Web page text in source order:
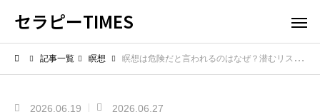
セラピーTIMES
記事一覧 瞑想 瞑想は危険だと言われるのはなぜ？潜むリスクと正しい向き合い方を解説
2026.06.19 2026.06.27